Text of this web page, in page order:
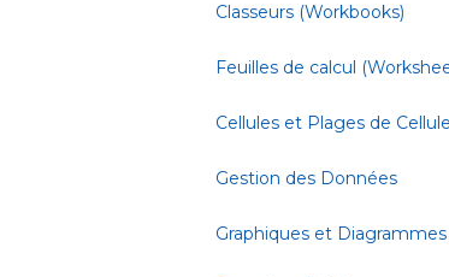
Classeurs (Workbooks)
Feuilles de calcul
Cellules et Plages de
Gestion des Données
Graphiques et Diagrammes